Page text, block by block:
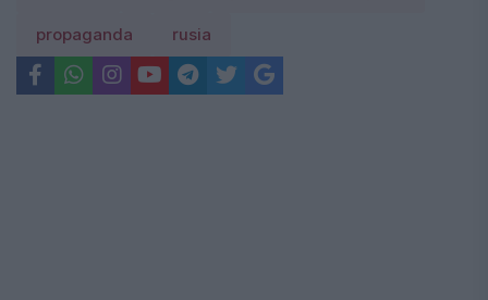
propaganda rusia